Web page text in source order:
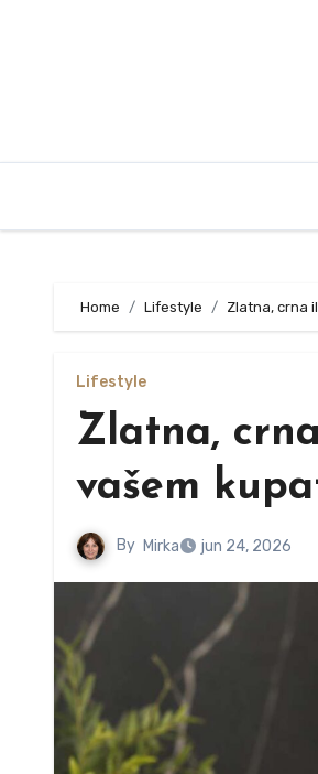
Home Lifestyle Zlatna, crna
Lifestyle
Zlatna,
vašem
By Mirka jun 24, 2026